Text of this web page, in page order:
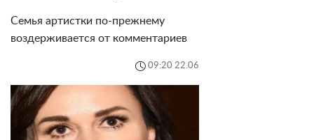
Семья артистки по-прежнему
воздерживается от комментариев
09:20 22.06